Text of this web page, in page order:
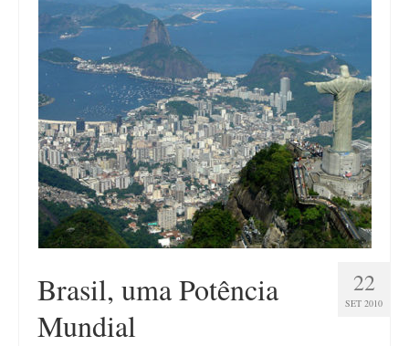
22
SET 2010
Brasil, uma Potência
Mundial